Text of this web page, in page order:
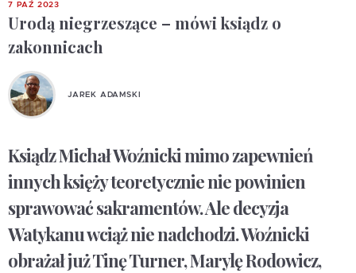
7 PAŹ 2023
Urodą niegrzeszące – mówi ksiądz o
zakonnicach
JAREK ADAMSKI
Ksiądz Michał Woźnicki mimo zapewnień
innych księży teoretycznie nie powinien
sprawować sakramentów. Ale decyzja
Watykanu wciąż nie nadchodzi. Woźnicki
obrażał już Tinę Turner, Marylę Rodowicz,